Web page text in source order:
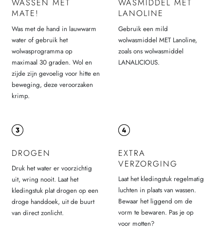
WASSEN MET
MATE!
Was met de hand in lauwwarm
water of gebruik het
wolwasprogramma op
maximaal 30 graden. Wol en
zijde zijn gevoelig voor hitte en
beweging, deze veroorzaken
krimp.
WASMIDDEL MET
LANOLINE
Gebruik een mild
wolwasmiddel MET Lanoline,
zoals ons wolwasmiddel
LANALICIOUS.
DROGEN
Druk het water er voorzichtig
uit, wring nooit. Laat het
kledingstuk plat drogen op een
droge handdoek, uit de buurt
van direct zonlicht.
EXTRA
VERZORGING
Laat het kledingstuk regelmatig
luchten in plaats van wassen.
Bewaar het liggend om de
vorm te bewaren. Pas je op
voor motten?